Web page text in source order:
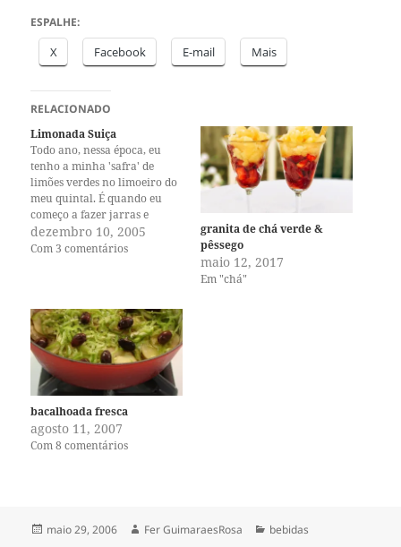
ESPALHE:
X Facebook E-mail Mais
RELACIONADO
Limonada Suiça
Todo ano, nessa época, eu
tenho a minha 'safra' de
limões verdes no limoeiro do
meu quintal. É quando eu
começo a fazer jarras e
jarras de limonada suíça. É
uma bebida refrescante,
com uma faca afiada. Tire
tudo, a…
dezembro 10, 2005
Com 3 comentários
granita de chá verde &
pêssego
maio 12, 2017
Em "chá"
bacalhoada fresca
agosto 11, 2007
Com 8 comentários
Publicado
maio 29, 2006 Autor
Fer GuimaraesRosa Categorias
bebidas